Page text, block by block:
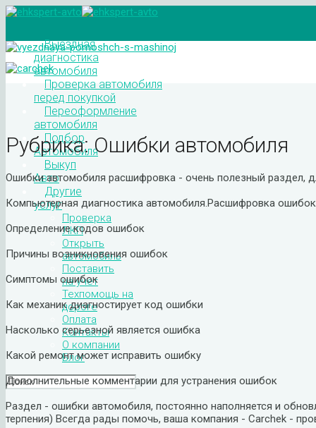
Выездная
диагностика
автомобиля
Проверка автомобиля
перед покупкой
Переоформление
автомобиля
Подбор
Автомобиля
Выкуп
Авто
Другие
услуг
Проверка
ЛКП
Открыть
автомобиль
Поставить
на учет
Техпомощь на
дороге
Оплата
Контакты
О компании
Блог
Рубрика:Ошибки автомобиля
Ошибки автомобиля расшифровка - очень полезный раздел,
Компьютерная диагностика автомобиля.Расшифровка
Определение кодов ошибок
Причины возникновения ошибок
Симптомы ошибок
Как механик диагностирует код ошибки
Насколько серьезной является ошибка
Какой ремонт может исправить ошибку
Дополнительные комментарии для устранения ошибок
Раздел - ошибки автомобиля, постоянно наполняется и
терпения) Всегда рады помочь, ваша компания - Carchek -